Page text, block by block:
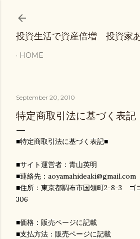
投資生活で資産倍増 投資家
HOME
September 20, 2010
特定商取引法に基づく表記
■特定商取引法に基づく表記■
■サイト運営者：青山英明
■連絡先：aoyamahideaki@gmail.com
■住所：東京都調布市国領町2-8-3
306
■価格：販売ページに記載
■支払方法：販売ページに記載